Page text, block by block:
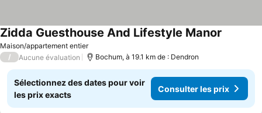
Maison/appartement entier
Zidda Guesthouse And Lifestyle Manor
/ Aucune évaluation Bochum, à 19.1 km de : Dendron
Sélectionnez des dates pour voir
les prix exacts
Consulter les prix